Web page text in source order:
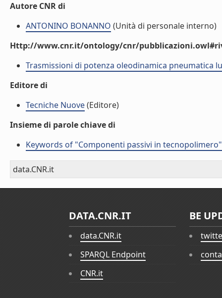
Autore CNR di
ANTONINO BONANNO (Unità di personale interno)
Http://www.cnr.it/ontology/cnr/
Trasmissioni di potenza oleodinamica pneumatica
Editore di
Tecniche Nuove(Editore)
Insieme di parole chiave di
Keywords of "Componenti passivi in tecnopolimero"
data.CNR.it
DATA.CNR.IT
data.CNR.it
SPARQL Endpoint
CNR.it
BE